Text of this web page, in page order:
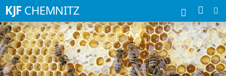
KJF CHEMNITZ Suchbegriffe